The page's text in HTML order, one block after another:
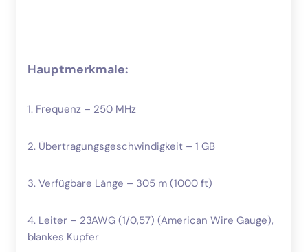
Hauptmerkmale:
1. Frequenz – 250 MHz
2. Übertragungsgeschwindigkeit – 1 GB
3. Verfügbare Länge – 305 m (1000 ft)
4. Leiter – 23AWG (1/0,57) (American Wire Gauge),
blankes Kupfer